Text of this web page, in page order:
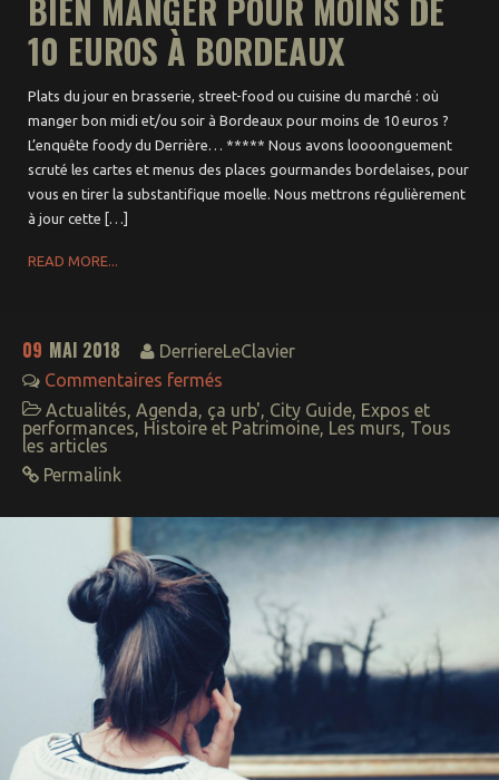
BIEN MANGER POUR MOINS DE
10 EUROS À BORDEAUX
Plats du jour en brasserie, street-food ou cuisine du marché : où
manger bon midi et/ou soir à Bordeaux pour moins de 10 euros ?
L’enquête foody du Derrière… ***** Nous avons loooonguement
scruté les cartes et menus des places gourmandes bordelaises, pour
vous en tirer la substantifique moelle. Nous mettrons régulièrement
à jour cette […]
READ MORE...
09 MAI 2018
DerriereLeClavier
Commentaires fermés
Actualités, Agenda, ça urb', City Guide, Expos et
performances, Histoire et Patrimoine, Les murs, Tous
les articles
Permalink